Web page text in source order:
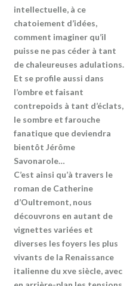
intellectuelle, à ce
chatoiement d’idées,
comment imaginer qu’il
puisse ne pas céder à tant
de chaleureuses adulations.
Et se profile aussi dans
l’ombre et faisant
contrepoids à tant d’éclats,
le sombre et farouche
fanatique que deviendra
bientôt Jérôme
Savonarole…
C’est ainsi qu’à travers le
roman de Catherine
d’Oultremont, nous
découvrons en autant de
vignettes variées et
diverses les foyers les plus
vivants de la Renaissance
italienne du xve siècle, avec